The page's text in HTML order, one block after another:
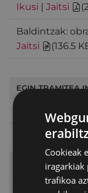
Ikusi | Jaitsi (
Baldintzak:
Jaitsi
(136.5
EGIN TRAMITEA
Hasi tramitea
Tramiteak
Cookieak
iragarkiak
trafikoa